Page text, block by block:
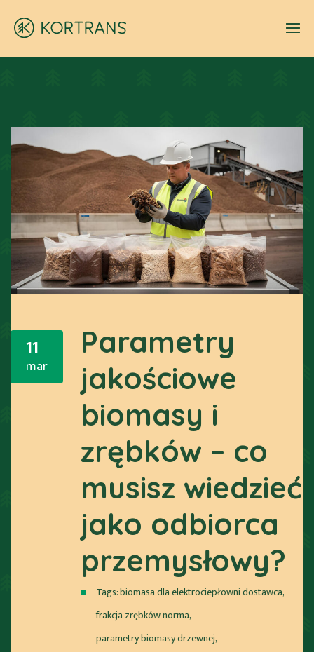
11
mar
Parametry
jakościowe
biomasy i
zrębków – co
musisz wiedzieć
jako odbiorca
przemysłowy?
Tags:biomasa dla elektrociepłowni dostawca,
frakcja zrębków norma,
parametry biomasy drzewnej,